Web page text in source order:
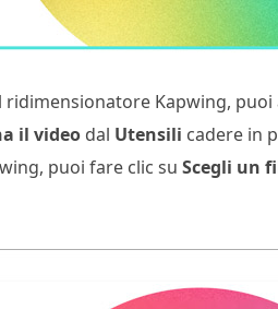
Kapwing, puoi
il video dal Utensili cadere in
puoi fare clic su Scegli un